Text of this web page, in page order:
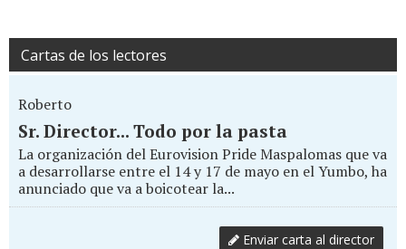
Cartas de los lectores
Roberto
Sr. Director... Todo por la pasta
La organización del Eurovision Pride Maspalomas que va
a desarrollarse entre el 14 y 17 de mayo en el Yumbo, ha
anunciado que va a boicotear la...
Enviar carta al director